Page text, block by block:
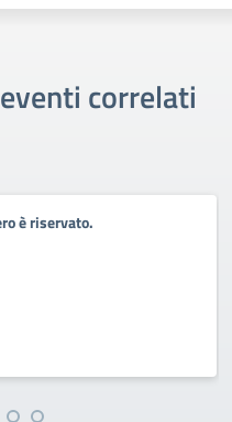
correlati
è riservato.